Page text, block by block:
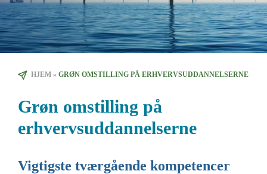
HJEM » GRØN OMSTILLING PÅ ERHVERVSUDDANNELSERNE
Grøn omstilling på
erhvervsuddannelserne
Vigtigste tværgående kompetencer